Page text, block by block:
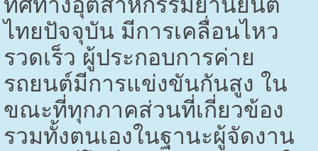
ทิศทางอุตสาหกรรมยานยนต์
ไทยปัจจุบัน มีการเคลื่อนไหว
รวดเร็ว ผู้ประกอบการค่าย
รถยนต์มีการแข่งขันกันสูง ใน
ขณะที่ทุกภาคส่วนที่เกี่ยวข้อง
รวมทั้งตนเองในฐานะผู้จัดงาน